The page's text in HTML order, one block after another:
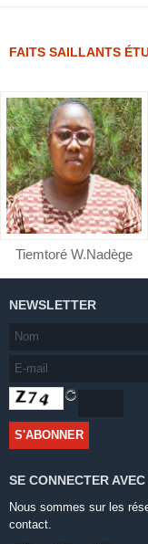
FAITS SAILLANTS
Tiemtoré W.Nadège
NEWSLETTER
SE CONNECTER
Nous sommes sur les
contact.